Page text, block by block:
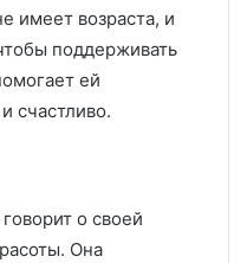
имеет возраста, и
поддерживать
ей
счастливо.
о своей
Она